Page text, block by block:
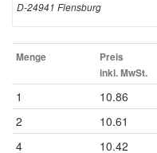
D-24941 Flensburg
Menge
Preis
inkl. MwSt.
1 10.86
2 10.61
4 10.42